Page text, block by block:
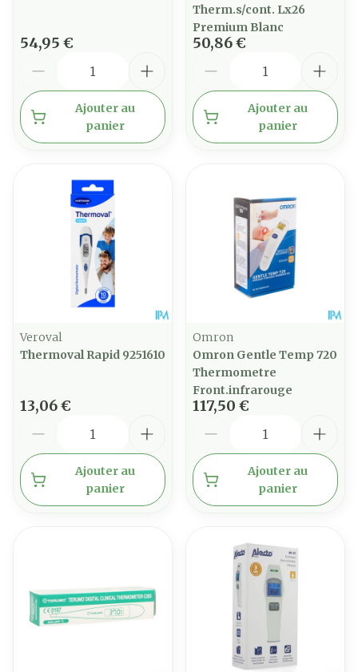
54,95 €
Ajouter au
panier
Therm.s/cont. Lx26
Premium Blanc
50,86 €
Ajouter au
panier
Veroval
Thermoval Rapid 9251610
13,06 €
Ajouter au
panier
Omron
Omron Gentle Temp 720
Thermometre
Front.infrarouge
117,50 €
Ajouter au
panier